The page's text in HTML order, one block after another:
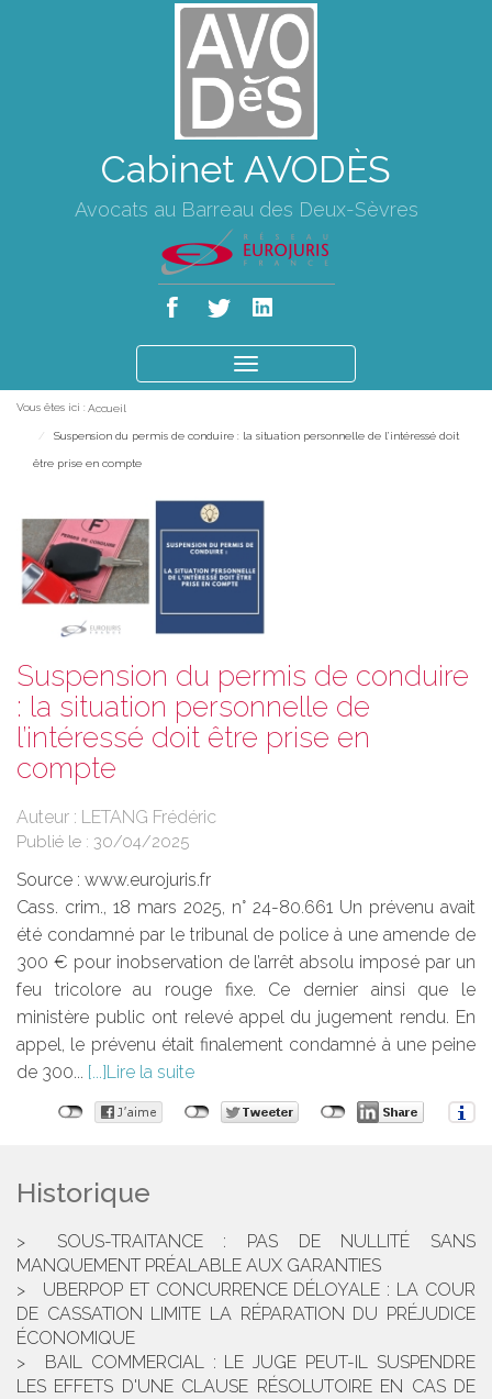
Cabinet AVODÈS
Avocats au Barreau des Deux-Sèvres
le
Vous êtes ici : Accueil
Suspension du permis de conduire : la situation personnelle de l’intéressé doit
être prise en compte
Suspension du permis de conduire
: la situation personnelle de
l’intéressé doit être prise en
compte
Auteur : LETANG Frédéric
Publié le : 30/04/2025
Source : www.eurojuris.fr
Cass. crim., 18 mars 2025, n° 24-80.661 Un prévenu avait
été condamné par le tribunal de police à une amende de
300 € pour inobservation de l’arrêt absolu imposé par un
feu tricolore au rouge fixe. Ce dernier ainsi que le
ministère public ont relevé appel du jugement rendu. En
appel, le prévenu était finalement condamné à une peine
de 300...
Lire la suite
Historique
SOUS-TRAITANCE : PAS DE NULLITÉ SANS
MANQUEMENT PRÉALABLE AUX GARANTIES
UBERPOP ET CONCURRENCE DÉLOYALE : LA COUR
DE CASSATION LIMITE LA RÉPARATION DU PRÉJUDICE
ÉCONOMIQUE
BAIL COMMERCIAL : LE JUGE PEUT-IL SUSPENDRE
LES EFFETS D'UNE CLAUSE RÉSOLUTOIRE EN CAS DE